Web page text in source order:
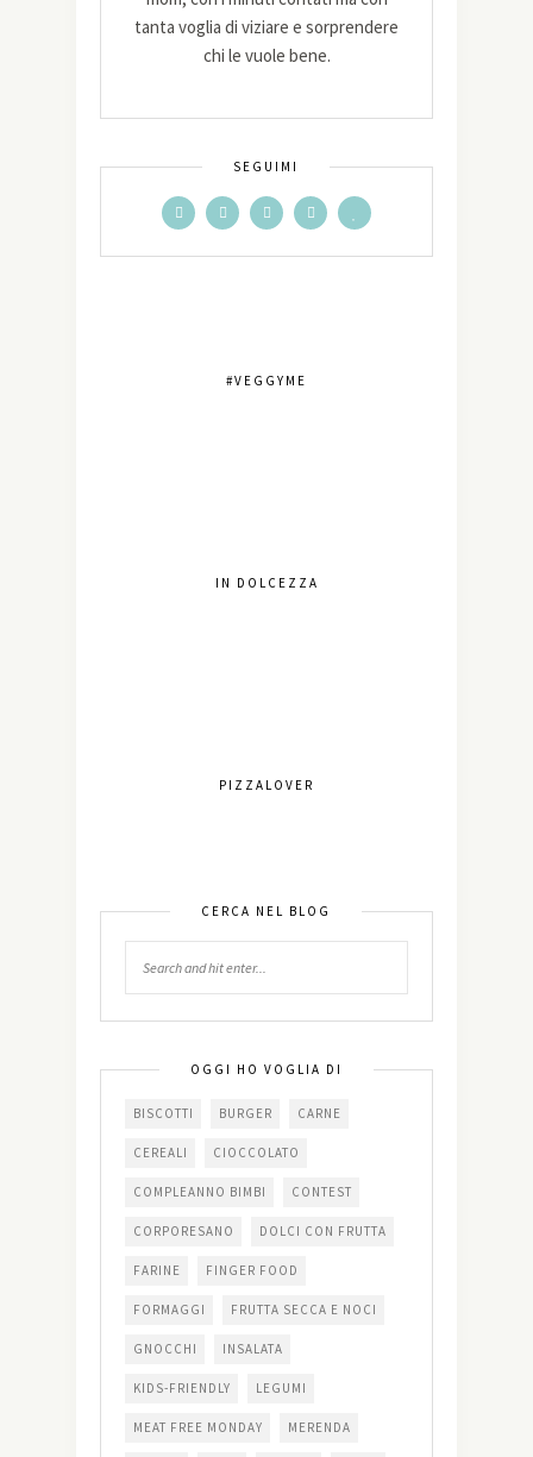
tanta voglia di viziare e sorprendere
chi le vuole bene.
SEGUIMI
#VEGGYME
IN DOLCEZZA
PIZZALOVER
CERCA NEL BLOG
OGGI HO VOGLIA DI
BISCOTTI BURGER CARNE
CEREALI CIOCCOLATO
COMPLEANNO BIMBI CONTEST
CORPORESANO DOLCI CON FRUTTA
FARINE FINGER FOOD
FORMAGGI FRUTTA SECCA E NOCI
GNOCCHI INSALATA
KIDS-FRIENDLY LEGUMI
MEAT FREE MONDAY MERENDA